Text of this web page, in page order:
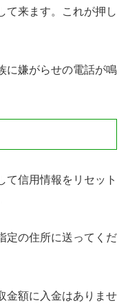
て来ます。これが押し
に嫌がらせの電話が鳴
て信用情報をリセット
定の住所に送ってくだ
金額に入金はありませ